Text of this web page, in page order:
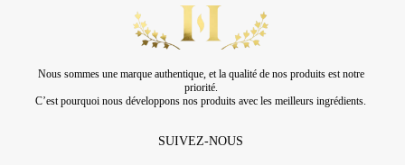
Nous sommes une marque authentique, et la qualité de nos produits est notre
priorité.
C’est pourquoi nous développons nos produits avec les meilleurs ingrédients.
SUIVEZ-NOUS